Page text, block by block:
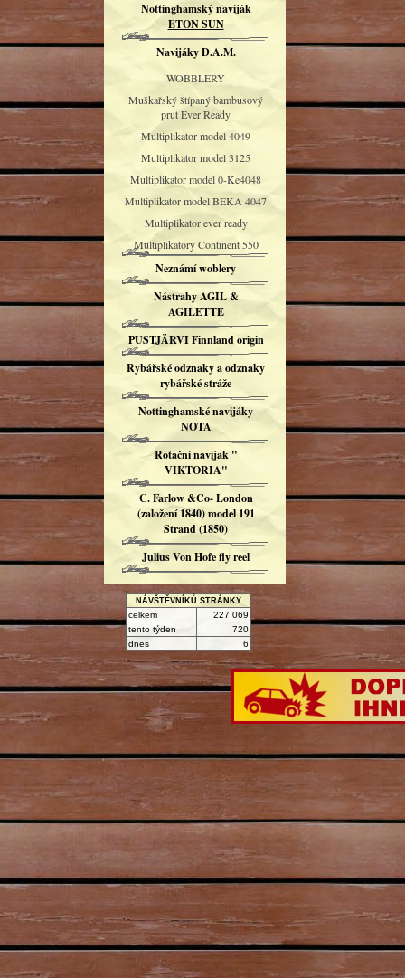
Nottinghamský naviják
ETON SUN
Navijáky D.A.M.
WOBBLERY
Muškařský štípaný bambusový
prut Ever Ready
Multiplikator model 4049
Multiplikator model 3125
Multiplikator model 0-Ke4048
Multiplikator model BEKA 4047
Multiplikator ever ready
Multiplikatory Continent 550
Neznámí woblery
Nástrahy AGIL &
AGILETTE
PUSTJÄRVI Finnland origin
Rybářské odznaky a odznaky
rybářské stráže
Nottinghamské navijáky
NOTA
Rotační navijak "
VIKTORIA"
C. Farlow &Co- London
(založení 1840) model 191
Strand (1850)
Julius Von Hofe fly reel
NÁVŠTĚVNÍKŮ STRÁNKY
celkem
227 069
tento týden
720
dnes
6